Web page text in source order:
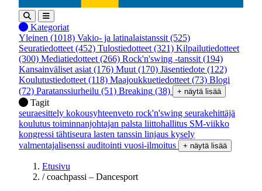
Kategoriat
Yleinen (1018) Vakio- ja latinalaistanssit (525)
Seuratiedotteet (452) Tulostiedotteet (321) Kilpailutiedotteet
(300) Mediatiedotteet (266) Rock'n'swing -tanssit (194)
Kansainväliset asiat (176) Muut (170) Jäsentiedote (122)
Koulutustiedotteet (118) Maajoukkuetiedotteet (73) Blogi
(72) Paratanssiurheilu (51) Breaking (38) + näytä lisää
Tagit
seuraesittely kokousyhteenveto rock'n'swing seurakehittäjä
koulutus toiminnanjohtajan palsta liittohallitus SM-viikko
kongressi tähtiseura lasten tanssin linjaus kysely
valmentajalisenssi auditointi vuosi-ilmoitus + näytä lisää
Etusivu
/ coachpassi – Dancesport